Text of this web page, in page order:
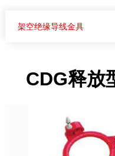
架空绝缘导线金具
CDG释放